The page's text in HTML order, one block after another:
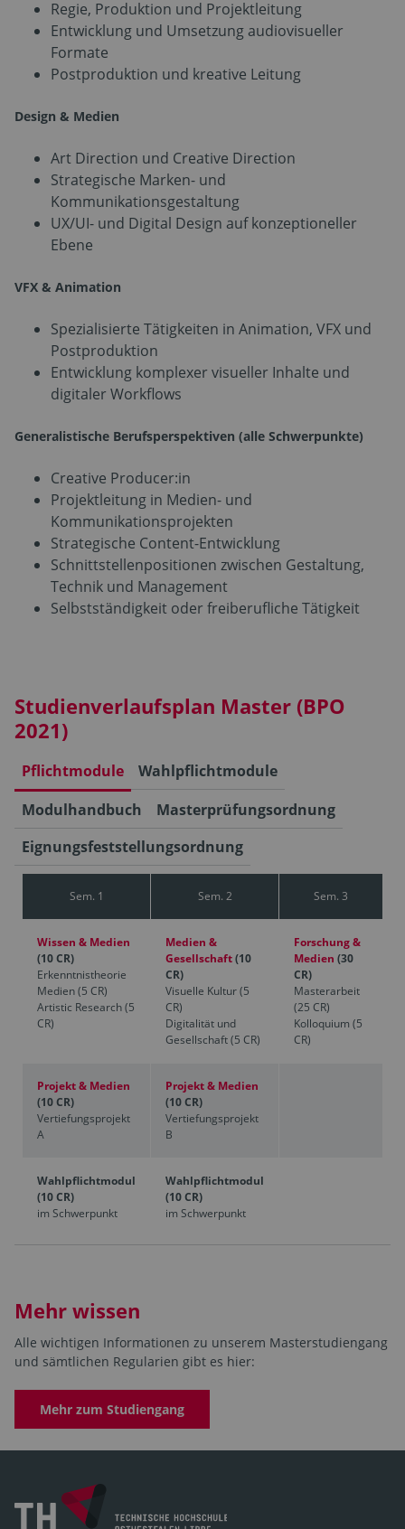
Regie, Produktion und Projektleitung
Entwicklung und Umsetzung audiovisueller
Formate
Postproduktion und kreative Leitung
Design & Medien
Art Direction und Creative Direction
Strategische Marken- und
Kommunikationsgestaltung
UX/UI- und Digital Design auf konzeptioneller
Ebene
VFX & Animation
Spezialisierte Tätigkeiten in Animation, VFX und
Postproduktion
Entwicklung komplexer visueller Inhalte und
digitaler Workflows
Generalistische Berufsperspektiven (alle Schwerpunkte)
Creative Producer:in
Projektleitung in Medien- und
Kommunikationsprojekten
Strategische Content-Entwicklung
Schnittstellenpositionen zwischen Gestaltung,
Technik und Management
Selbstständigkeit oder freiberufliche Tätigkeit
Studienverlaufsplan Master (BPO
2021)
Pflichtmodule
Wahlpflichtmodule
Modulhandbuch
Masterprüfungsordnung
Eignungsfeststellungsordnung
Sem. 1 Sem. 2 Sem. 3
Wissen & Medien
(10 CR)
Erkenntnistheorie
Medien (5 CR)
Artistic Research (5
CR)
Medien &
Gesellschaft(10
CR)
Visuelle Kultur (5
CR)
Digitalität und
Gesellschaft (5 CR)
Forschung &
Medien (30
CR)
Masterarbeit
(25 CR)
Kolloquium (5
CR)
Projekt & Medien
(10 CR)
Vertiefungsprojekt
A
Projekt & Medien
(10 CR)
Vertiefungsprojekt
B
Wahlpflichtmodul
(10 CR)
im Schwerpunkt
Wahlpflichtmodul
(10 CR)
im Schwerpunkt
Mehr wissen
Alle wichtigen Informationen zu unserem Masterstudiengang
und sämtlichen Regularien gibt es hier:
Mehr zum Studiengang